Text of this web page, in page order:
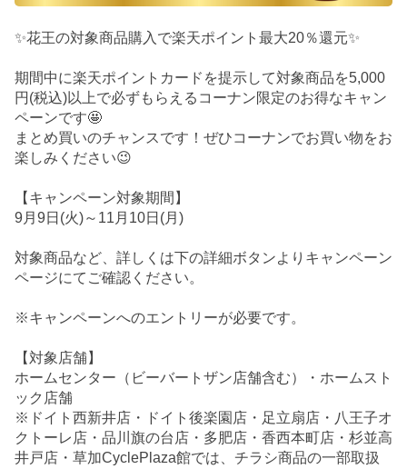
✨花王の対象商品購入で楽天ポイント最大20％還元✨
期間中に楽天ポイントカードを提示して対象商品を5,000
円(税込)以上で必ずもらえるコーナン限定のお得なキャン
ペーンです🤩
まとめ買いのチャンスです！ぜひコーナンでお買い物をお
楽しみください😉
【キャンペーン対象期間】
9月9日(火)～11月10日(月)
対象商品など、詳しくは下の詳細ボタンよりキャンペーン
ページにてご確認ください。
※キャンペーンへのエントリーが必要です。
【対象店舗】
ホームセンター（ビーバートザン店舗含む）・ホームスト
ック店舗
※ドイト西新井店・ドイト後楽園店・足立扇店・八王子オ
クトーレ店・品川旗の台店・多肥店・香西本町店・杉並高
井戸店・草加CyclePlaza館では、チラシ商品の一部取扱